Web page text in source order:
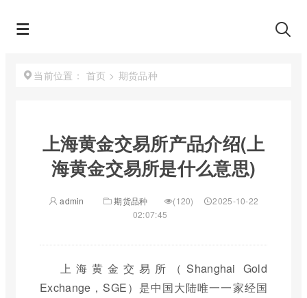
当前位置： 首页 > 期货品种
上海黄金交易所产品介绍(上
海黄金交易所是什么意思)
admin 期货品种 (120)
2025-10-22
02:07:45
上海黄金交易所（Shanghai Gold
Exchange，SGE）是中国大陆唯一一家经国